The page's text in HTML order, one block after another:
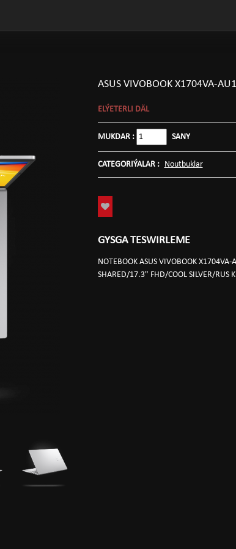
ASUS VIVOBOOK X1704VA-
ELÝETERLI DÄL
MUKDAR : SANY
CATEGORIÝALAR : Noutbuklar
GYSGA TESWIRLEME
NOTEBOOK ASUS VIVOBOOK
SHARED/17.3" FHD/COOL SILVER/RUS